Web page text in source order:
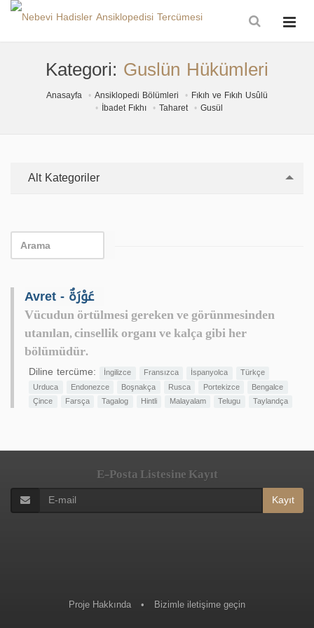
Kategori: Guslün Hükümleri
Anasayfa Ansiklopedi Bölümleri
Fıkıh ve Fıkıh Usûlü
İbadet Fıkhı
Taharet Gusül
Alt Kategoriler
Avret - عَوْرَةٌ
Vücudun örtülmesi gereken ve görünmesinden
utanılan, cinsellik organı ve kalça gibi her
bölümüdür.
Diline tercüme: İngilizce Fransızca İspanyolca
Türkçe
Urduca
Endonezce Boşnakça Rusca Portekizce
Bengalce
Çince
Farsça Tagalog Hintli Malayalam Telugu Taylandça
E-Posta Listesine Kayıt
Kayıt
Proje Hakkında •
Bizimle iletişime geçin